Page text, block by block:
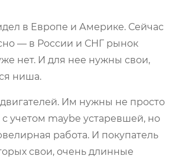
в Европе и Америке. Сейчас
— в России и СНГ рынок
нет. И для нее нужны свои,
ниша.
Им нужны не просто
учетом maybe устаревшей, но
работа. И покупатель
свои, очень длинные